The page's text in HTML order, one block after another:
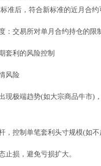
准后，符合新标准的近月合约
：交易所对单月合约持仓的
套利的风险控制
风险
现极端趋势(如大宗商品牛市)
，控制单笔套利头寸规模(如不
止损，避免亏损扩大。